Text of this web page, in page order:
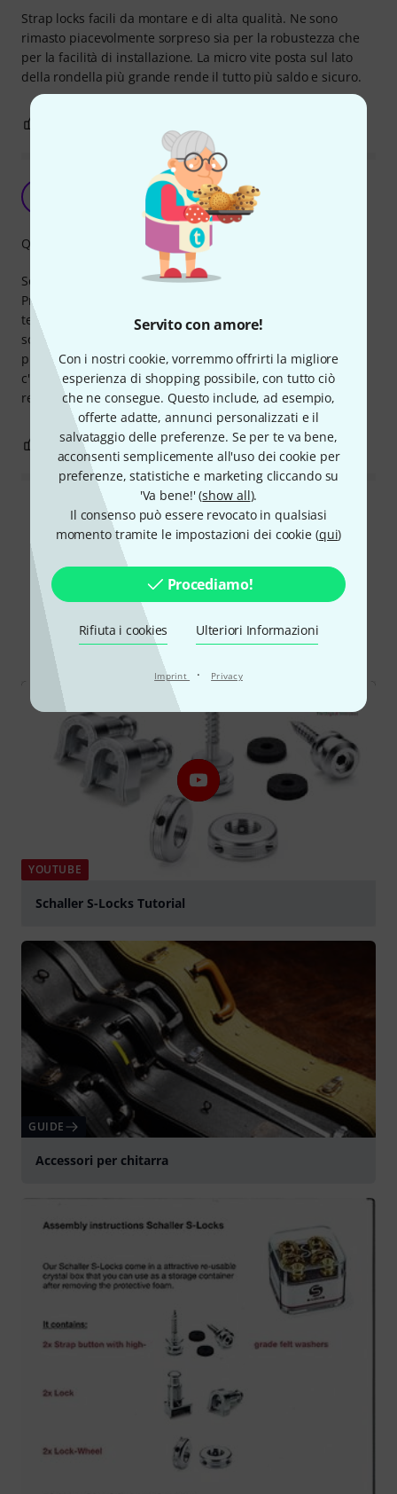
Servito con amore!
Con i nostri cookie, vorremmo offrirti la migliore
esperienza di shopping possibile, con tutto ciò
che ne consegue. Questo include, ad esempio,
offerte adatte, annunci personalizzati e il
salvataggio delle preferenze. Se per te va bene,
acconsenti semplicemente all'uso dei cookie per
preferenze, statistiche e marketing cliccando su
'Va bene!' (show all).
Il consenso può essere revocato in qualsiasi
momento tramite le impostazioni dei cookie (qui)
Procediamo!
Rifiuta i cookies Ulteriori Informazioni
Imprint · Privacy
Strap locks facili da montare e di alta qualità. Ne sono
rimasto piacevolmente sorpreso sia per la robustezza che
per la facilità di installazione. La micro vite posta sul lato
della rondella più grande rende il tutto più saldo e sicuro.
Come da descrizione
Reds78 12.09.2024
Secondo me I migliori attacchi di sicurezza sul mercato.
Preferivo la versione precedente con la vite separata dalla
testa che si aggancia alla chitarra, ma anche questa
soluzione con un po' di attenzione si monta senza
problemi... Attenzione a non mettere troppa forza perché
c'è il serio rischio di rovinare la sede della brugola
rendendo l'attacco inutilizzabile.
Qualità
0 SEGNALA UN ABUSO
Leggi tutte le recensioni
Lo sapevi?
Tutti videos Guide online Downloads
YOUTUBE
Schaller S-Locks Tutorial
GUIDE
Accessori per chitarra